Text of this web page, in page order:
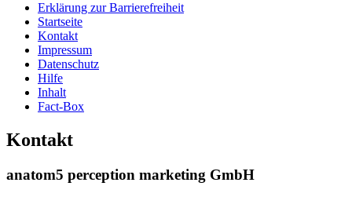
Erklärung zur Barrierefreiheit
Startseite
Kontakt
Impressum
Datenschutz
Hilfe
Inhalt
Fact-Box
Kontakt
anatom5 perception marketing GmbH